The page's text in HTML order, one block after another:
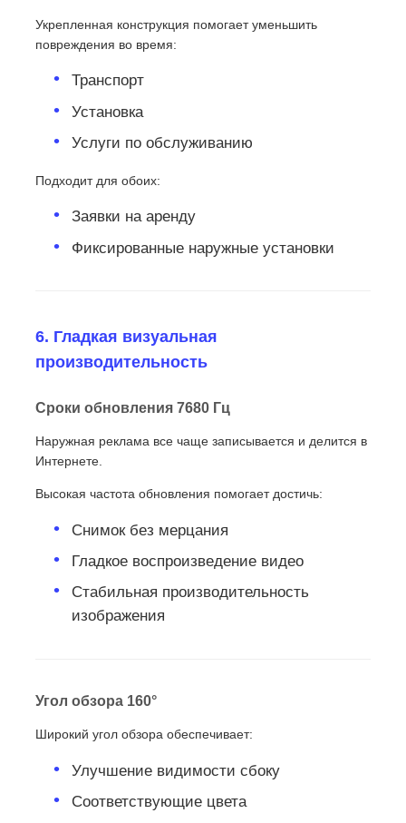
Укрепленная конструкция помогает уменьшить
повреждения во время:
Транспорт
Установка
Услуги по обслуживанию
Подходит для обоих:
Заявки на аренду
Фиксированные наружные установки
6. Гладкая визуальная
производительность
Сроки обновления 7680 Гц
Наружная реклама все чаще записывается и делится в
Интернете.
Высокая частота обновления помогает достичь:
Снимок без мерцания
Гладкое воспроизведение видео
Стабильная производительность
изображения
Угол обзора 160°
Широкий угол обзора обеспечивает:
Улучшение видимости сбоку
Соответствующие цвета